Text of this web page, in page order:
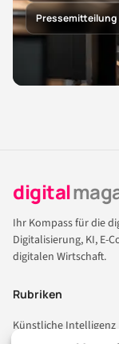
Pressemitteilung
digital
Ihr Kompass für die
Digitalisierung, KI, E-
digitalen Wirtschaft.
Rubriken
Künstliche Intelligenz